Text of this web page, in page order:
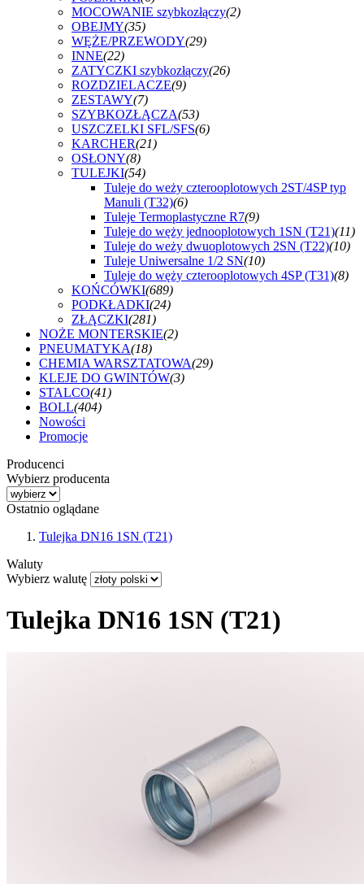
MOCOWANIE szybkozłączy(2)
OBEJMY(35)
WĘŻE/PRZEWODY(29)
INNE(22)
ZATYCZKI szybkozłączy(26)
ROZDZIELACZE(9)
ZESTAWY(7)
SZYBKOZŁĄCZA(53)
USZCZELKI SFL/SFS(6)
KARCHER(21)
OSŁONY(8)
TULEJKI(54)
Tuleje do weży czterooplotowych 2ST/4SP typ
Manuli (T32)(6)
Tuleje Termoplastyczne R7(9)
Tuleje do węży jednooplotowych 1SN (T21)(11)
Tuleje do weży dwuoplotowych 2SN (T22)(10)
Tuleje Uniwersalne 1/2 SN(10)
Tuleje do węży czterooplotowych 4SP (T31)(8)
KOŃCÓWKI(689)
PODKŁADKI(24)
ZŁĄCZKI(281)
NOŻE MONTERSKIE(2)
PNEUMATYKA(18)
CHEMIA WARSZTATOWA(29)
KLEJE DO GWINTÓW(3)
STALCO(41)
BOLL(404)
Nowości
Promocje
Producenci
Wybierz producenta
Ostatnio oglądane
Tulejka DN16 1SN (T21)
Waluty
Wybierz walutę
Tulejka DN16 1SN (T21)